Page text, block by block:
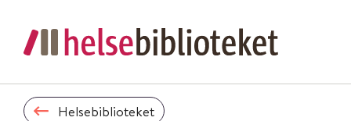
Helsebiblioteket